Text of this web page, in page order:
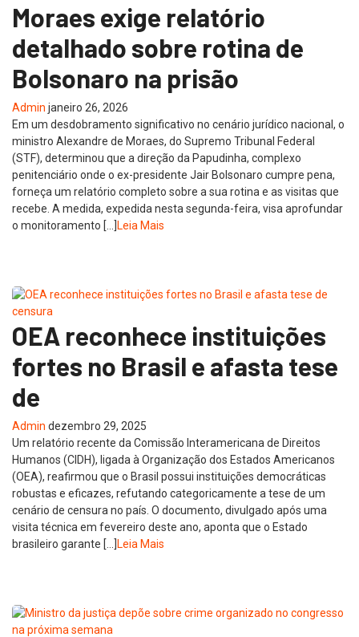
Moraes exige relatório
detalhado sobre rotina de
Bolsonaro na prisão
Admin janeiro 26, 2026
Em um desdobramento significativo no cenário jurídico nacional, o
ministro Alexandre de Moraes, do Supremo Tribunal Federal
(STF), determinou que a direção da Papudinha, complexo
penitenciário onde o ex-presidente Jair Bolsonaro cumpre pena,
forneça um relatório completo sobre a sua rotina e as visitas que
recebe. A medida, expedida nesta segunda-feira, visa aprofundar
o monitoramento […]
Leia Mais
OEA reconhece instituições
fortes no Brasil e afasta tese
de
Admin dezembro 29, 2025
Um relatório recente da Comissão Interamericana de Direitos
Humanos (CIDH), ligada à Organização dos Estados Americanos
(OEA), reafirmou que o Brasil possui instituições democráticas
robustas e eficazes, refutando categoricamente a tese de um
cenário de censura no país. O documento, divulgado após uma
visita técnica em fevereiro deste ano, aponta que o Estado
brasileiro garante […]
Leia Mais